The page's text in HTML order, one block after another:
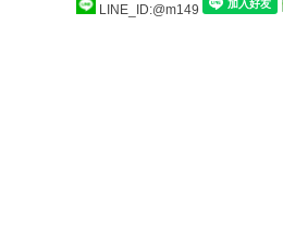
LINE_ID:@m149